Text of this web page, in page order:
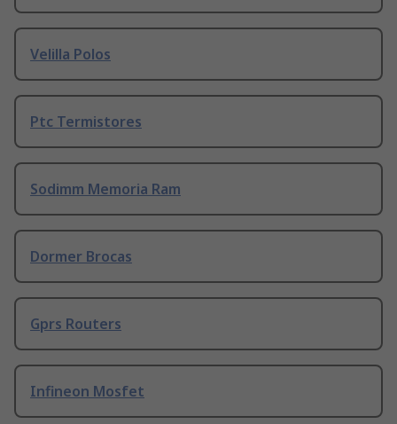
Velilla Polos
Ptc Termistores
Sodimm Memoria Ram
Dormer Brocas
Gprs Routers
Infineon Mosfet